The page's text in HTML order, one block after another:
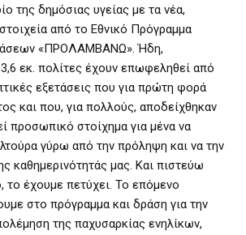
της δημόσιας υγείας με τα νέα,
από το Εθνικό Πρόγραμμα
«ΠΡΟΛΑΜΒΑΝΩ». Ήδη,
εκ. πολίτες έχουν επωφεληθεί από
εξετάσεις που για πρώτη φορά
και που, για πολλούς, αποδείχθηκαν
προσωπικό στοίχημα για μένα να
γύρω από την πρόληψη και να την
καθημερινότητάς μας. Και πιστεύω
έχουμε πετύχει. Το επόμενο
στο πρόγραμμα και δράση για την
της παχυσαρκίας ενηλίκων,